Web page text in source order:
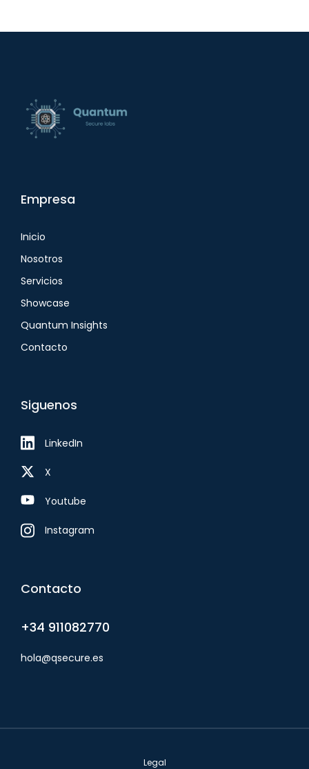
Empresa
Inicio
Nosotros
Servicios
Showcase
Quantum Insights
Contacto
Siguenos
LinkedIn
X
Youtube
Instagram
Contacto
+34 911082770
hola@qsecure.es
Legal